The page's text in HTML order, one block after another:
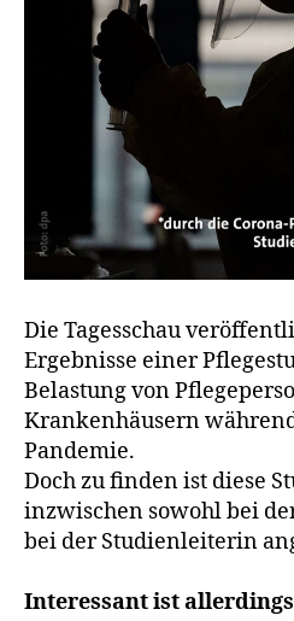
Die Tagesschau
Ergebnisse einer
Belastung von
Krankenhäusern
Pandemie.
Doch zu finden ist diese
inzwischen sowohl bei
bei der Studienleiterin
Interessant ist